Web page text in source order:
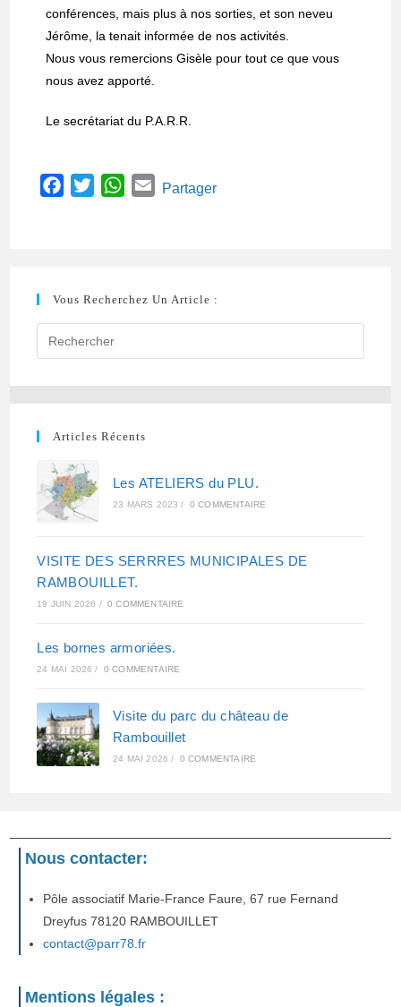
conférences, mais plus à nos sorties, et son neveu
Jérôme, la tenait informée de nos activités.
Nous vous remercions Gisèle pour tout ce que vous
nous avez apporté.
Le secrétariat du P.A.R.R.
o
o
k
e
r
W
A
p
EPartager
Vous Recherchez Un Article :
Articles Récents
Les ATELIERS du PLU.
23 MARS 2023 / 0 COMMENTAIRE
VISITE DES SERRRES MUNICIPALES DE
RAMBOUILLET.
19 JUIN 2026 / 0 COMMENTAIRE
Les bornes armoriées.
24 MAI 2026 / 0 COMMENTAIRE
Visite du parc du château de
Rambouillet
24 MAI 2026 / 0 COMMENTAIRE
Nous contacter:
Pôle associatif Marie-France Faure, 67 rue Fernand
Dreyfus 78120 RAMBOUILLET
contact@parr78.fr
Mentions légales :